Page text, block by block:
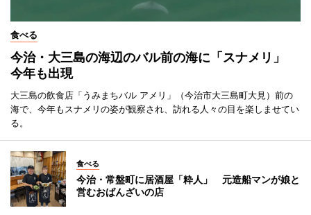
食べる
今治・大三島の海辺のバル前の海に「スナメリ」
今年も出現
大三島の飲食店「うみまちバル アメリ」（今治市大三島町大見）前の
海で、今年もスナメリの姿が観察され、訪れる人々の目を楽しませてい
る。
食べる
今治・常盤町に居酒屋「粋人」 元造船マンが娘と
営むおばんざいの店